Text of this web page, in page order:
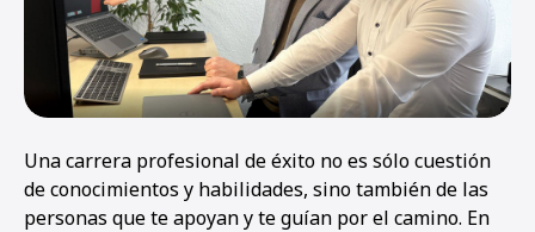
Una carrera profesional de éxito no es sólo cuestión
de conocimientos y habilidades, sino también de las
personas que te apoyan y te guían por el camino. En